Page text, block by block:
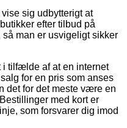
sig udbytterigt at
efter tilbud på
man er usvigeligt sikker
i tilfælde af at en internet
for en pris som anses
det for det meste være en
med kort er
som forsvarer dig imod